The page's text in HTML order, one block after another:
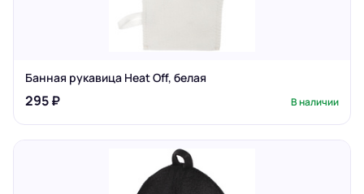
Банная рукавица Heat Off, белая
295 ₽ В наличии